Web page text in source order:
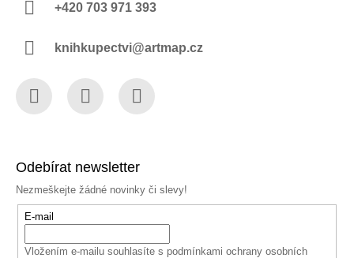
+420 703 971 393
knihkupectvi@artmap.cz
Odebírat newsletter
Nezmeškejte žádné novinky či slevy!
E-mail
Vložením e-mailu souhlasíte s podmínkami ochrany osobních